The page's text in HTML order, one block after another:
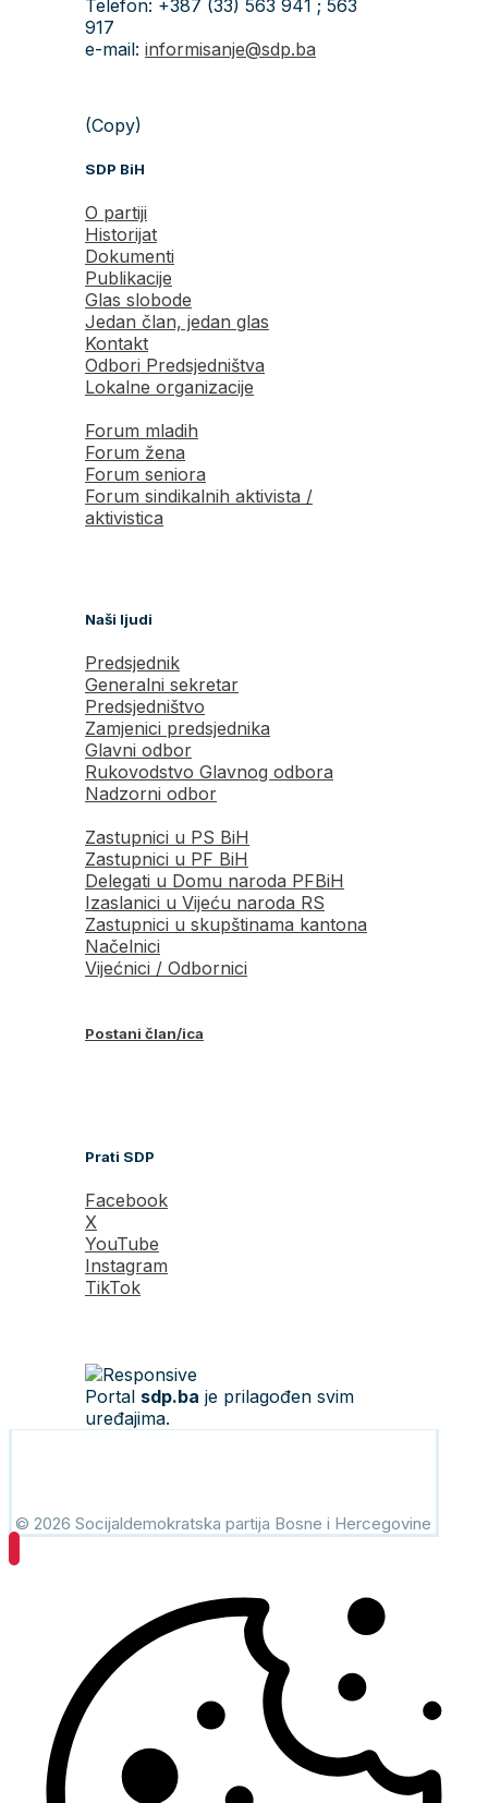
Telefon: +387 (33) 563 941 ; 563
917
e-mail: informisanje@sdp.ba
(Copy)
SDP BiH
O partiji
Historijat
Dokumenti
Publikacije
Glas slobode
Jedan član, jedan glas
Kontakt
Odbori Predsjedništva
Lokalne organizacije
Forum mladih
Forum žena
Forum seniora
Forum sindikalnih aktivista /
aktivistica
Naši ljudi
Predsjednik
Generalni sekretar
Predsjedništvo
Zamjenici predsjednika
Glavni odbor
Rukovodstvo Glavnog odbora
Nadzorni odbor
Zastupnici u PS BiH
Zastupnici u PF BiH
Delegati u Domu naroda PFBiH
Izaslanici u Vijeću naroda RS
Zastupnici u skupštinama kantona
Načelnici
Vijećnici / Odbornici
Postani član/ica
Prati SDP
Facebook
X
YouTube
Instagram
TikTok
Portal sdp.ba je prilagođen svim
uređajima.
© 2026 Socijaldemokratska partija Bosne i Hercegovine